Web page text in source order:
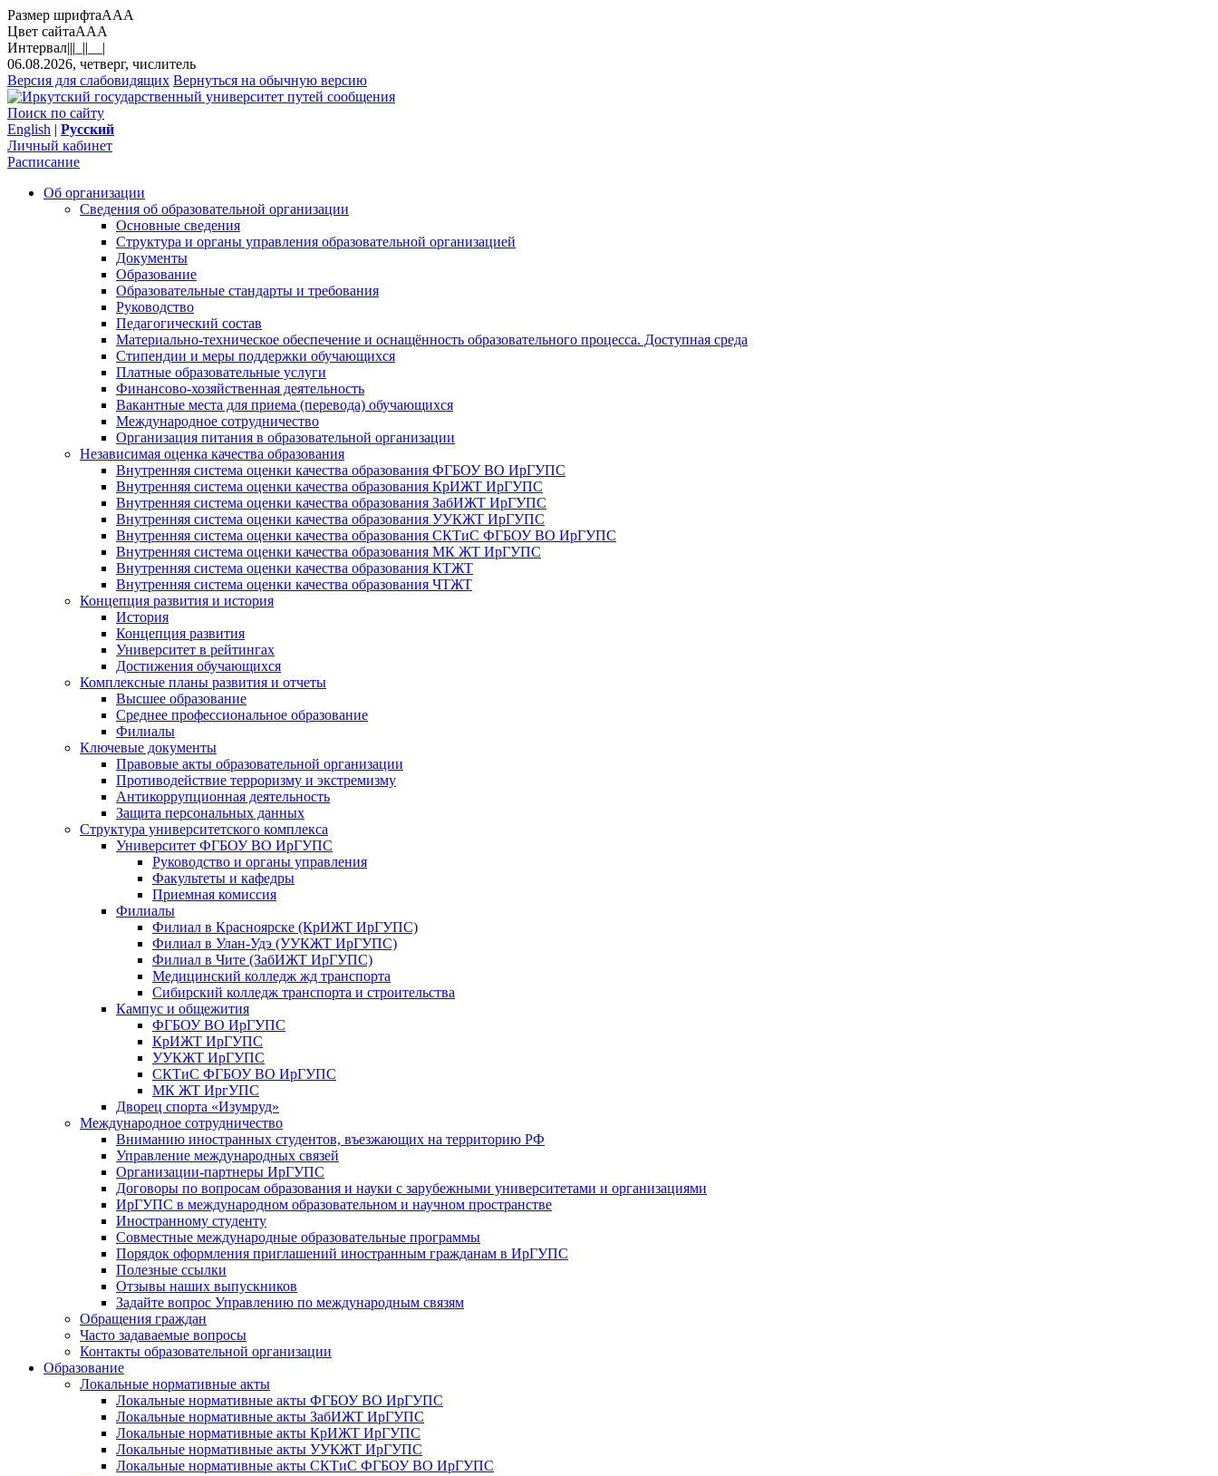
Размер шрифтаAAA
Цвет сайтаAAA
Интервал|||_||__|
06.08.2026, четверг, числитель
Версия для слабовидящих Вернуться на обычную версию
Поиск по сайту
English | Русский
Личный кабинет
Расписание
Об организации
Сведения об образовательной организации
Основные сведения
Структура и органы управления образовательной организацией
Документы
Образование
Образовательные стандарты и требования
Руководство
Педагогический состав
Материально-техническое обеспечение и оснащённость образовательного процесса. Доступная среда
Стипендии и меры поддержки обучающихся
Платные образовательные услуги
Финансово-хозяйственная деятельность
Вакантные места для приема (перевода) обучающихся
Международное сотрудничество
Организация питания в образовательной организации
Независимая оценка качества образования
Внутренняя система оценки качества образования ФГБОУ ВО ИрГУПС
Внутренняя система оценки качества образования КрИЖТ ИрГУПС
Внутренняя система оценки качества образования ЗабИЖТ ИрГУПС
Внутренняя система оценки качества образования УУКЖТ ИрГУПС
Внутренняя система оценки качества образования СКТиС ФГБОУ ВО ИрГУПС
Внутренняя система оценки качества образования МК ЖТ ИрГУПС
Внутренняя система оценки качества образования КТЖТ
Внутренняя система оценки качества образования ЧТЖТ
Концепция развития и история
История
Концепция развития
Университет в рейтингах
Достижения обучающихся
Комплексные планы развития и отчеты
Высшее образование
Среднее профессиональное образование
Филиалы
Ключевые документы
Правовые акты образовательной организации
Противодействие терроризму и экстремизму
Антикоррупционная деятельность
Защита персональных данных
Структура университетского комплекса
Университет ФГБОУ ВО ИрГУПС
Руководство и органы управления
Факультеты и кафедры
Приемная комиссия
Филиалы
Филиал в Красноярске (КрИЖТ ИрГУПС)
Филиал в Улан-Удэ (УУКЖТ ИрГУПС)
Филиал в Чите (ЗабИЖТ ИрГУПС)
Медицинский колледж жд транспорта
Сибирский колледж транспорта и строительства
Кампус и общежития
ФГБОУ ВО ИрГУПС
КрИЖТ ИрГУПС
УУКЖТ ИрГУПС
СКТиС ФГБОУ ВО ИрГУПС
МК ЖТ ИргУПС
Дворец спорта «Изумруд»
Международное сотрудничество
Вниманию иностранных студентов, въезжающих на территорию РФ
Управление международных связей
Организации-партнеры ИрГУПС
Договоры по вопросам образования и науки с зарубежными университетами и организациями
ИрГУПС в международном образовательном и научном пространстве
Иностранному студенту
Совместные международные образовательные программы
Порядок оформления приглашений иностранным гражданам в ИрГУПС
Полезные ссылки
Отзывы наших выпускников
Задайте вопрос Управлению по международным связям
Обращения граждан
Часто задаваемые вопросы
Контакты образовательной организации
Образование
Локальные нормативные акты
Локальные нормативные акты ФГБОУ ВО ИрГУПС
Локальные нормативные акты ЗабИЖТ ИрГУПС
Локальные нормативные акты КрИЖТ ИрГУПС
Локальные нормативные акты УУКЖТ ИрГУПС
Локальные нормативные акты СКТиС ФГБОУ ВО ИрГУПС